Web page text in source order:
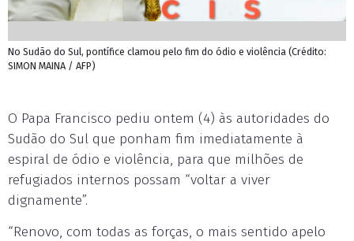
No Sudão do Sul, pontífice clamou pelo fim do ódio e violência (Crédito:
SIMON MAINA / AFP)
O Papa Francisco pediu ontem (4) às autoridades do
Sudão do Sul que ponham fim imediatamente à
espiral de ódio e violência, para que milhões de
refugiados internos possam “voltar a viver
dignamente”.
“Renovo, com todas as forças, o mais sentido apelo